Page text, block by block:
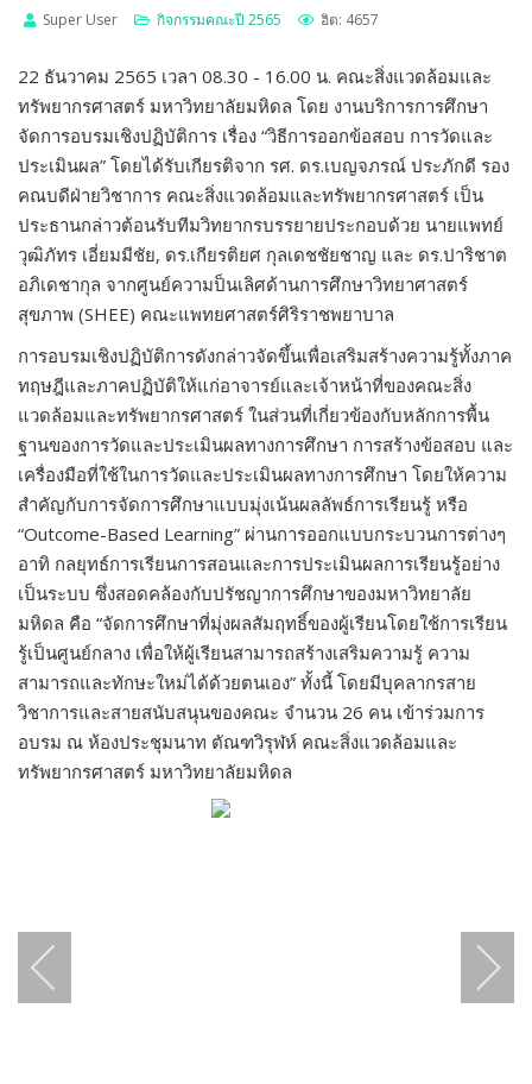
Super User กิจกรรมคณะปี 2565 ฮิต: 4657
22 ธันวาคม 2565 เวลา 08.30 - 16.00 น. คณะสิ่งแวดล้อมและ
ทรัพยากรศาสตร์ มหาวิทยาลัยมหิดล โดย งานบริการการศึกษา
จัดการอบรมเชิงปฏิบัติการ เรื่อง “วิธีการออกข้อสอบ การวัดและ
ประเมินผล” โดยได้รับเกียรติจาก รศ. ดร.เบญจภรณ์ ประภักดี รอง
คณบดีฝ่ายวิชาการ คณะสิ่งแวดล้อมและทรัพยากรศาสตร์ เป็น
ประธานกล่าวต้อนรับทีมวิทยากรบรรยายประกอบด้วย นายแพทย์
วุฒิภัทร เอี่ยมมีชัย, ดร.เกียรติยศ กุลเดชชัยชาญ และ ดร.ปาริชาต
อภิเดชากุล จากศูนย์ความป็นเลิศด้านการศึกษาวิทยาศาสตร์
สุขภาพ (SHEE) คณะแพทยศาสตร์ศิริราชพยาบาล
การอบรมเชิงปฏิบัติการดังกล่าวจัดขึ้นเพื่อเสริมสร้างความรู้ทั้งภาค
ทฤษฎีและภาคปฏิบัติให้แก่อาจารย์และเจ้าหน้าที่ของคณะสิ่ง
แวดล้อมและทรัพยากรศาสตร์ ในส่วนที่เกี่ยวข้องกับหลักการพื้น
ฐานของการวัดและประเมินผลทางการศึกษา การสร้างข้อสอบ และ
เครื่องมือที่ใช้ในการวัดและประเมินผลทางการศึกษา โดยให้ความ
สำคัญกับการจัดการศึกษาแบบมุ่งเน้นผลลัพธ์การเรียนรู้ หรือ
“Outcome-Based Learning” ผ่านการออกแบบกระบวนการต่างๆ
อาทิ กลยุทธ์การเรียนการสอนและการประเมินผลการเรียนรู้อย่าง
เป็นระบบ ซึ่งสอดคล้องกับปรัชญาการศึกษาของมหาวิทยาลัย
มหิดล คือ “จัดการศึกษาที่มุ่งผลสัมฤทธิ์ของผู้เรียนโดยใช้การเรียน
รู้เป็นศูนย์กลาง เพื่อให้ผู้เรียนสามารถสร้างเสริมความรู้ ความ
สามารถและทักษะใหม่ได้ด้วยตนเอง” ทั้งนี้ โดยมีบุคลากรสาย
วิชาการและสายสนับสนุนของคณะ จำนวน 26 คน เข้าร่วมการ
อบรม ณ ห้องประชุมนาท ตัณฑวิรุฬห์ คณะสิ่งแวดล้อมและ
ทรัพยากรศาสตร์ มหาวิทยาลัยมหิดล